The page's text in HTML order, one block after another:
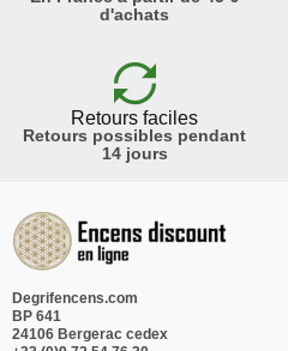
d'achats
Retours faciles
Retours possibles pendant
14 jours
Degrifencens.com
BP 641
24106 Bergerac cedex